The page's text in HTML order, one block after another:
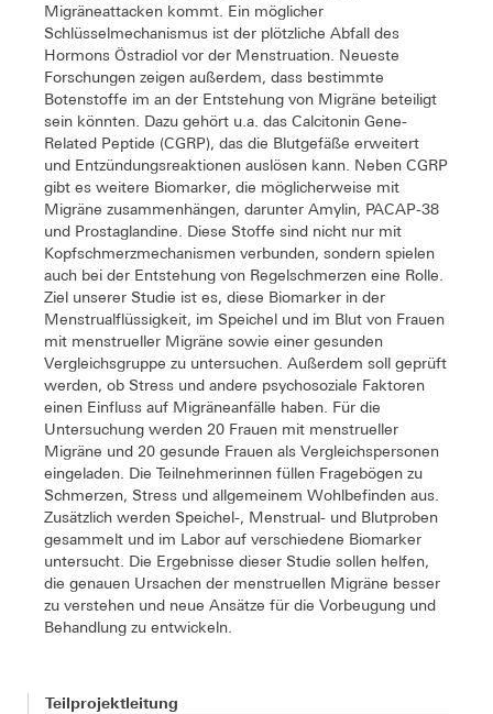
Migräneattacken kommt. Ein möglicher
Schlüsselmechanismus ist der plötzliche Abfall des
Hormons Östradiol vor der Menstruation. Neueste
Forschungen zeigen außerdem, dass bestimmte
Botenstoffe im an der Entstehung von Migräne beteiligt
sein könnten. Dazu gehört u.a. das Calcitonin Gene-
Related Peptide (CGRP), das die Blutgefäße erweitert
und Entzündungsreaktionen auslösen kann. Neben CGRP
gibt es weitere Biomarker, die möglicherweise mit
Migräne zusammenhängen, darunter Amylin, PACAP-38
und Prostaglandine. Diese Stoffe sind nicht nur mit
Kopfschmerzmechanismen verbunden, sondern spielen
auch bei der Entstehung von Regelschmerzen eine Rolle.
Ziel unserer Studie ist es, diese Biomarker in der
Menstrualflüssigkeit, im Speichel und im Blut von Frauen
mit menstrueller Migräne sowie einer gesunden
Vergleichsgruppe zu untersuchen. Außerdem soll geprüft
werden, ob Stress und andere psychosoziale Faktoren
einen Einfluss auf Migräneanfälle haben. Für die
Untersuchung werden 20 Frauen mit menstrueller
Migräne und 20 gesunde Frauen als Vergleichspersonen
eingeladen. Die Teilnehmerinnen füllen Fragebögen zu
Schmerzen, Stress und allgemeinem Wohlbefinden aus.
Zusätzlich werden Speichel-, Menstrual- und Blutproben
gesammelt und im Labor auf verschiedene Biomarker
untersucht. Die Ergebnisse dieser Studie sollen helfen,
die genauen Ursachen der menstruellen Migräne besser
zu verstehen und neue Ansätze für die Vorbeugung und
Behandlung zu entwickeln.
Teilprojektleitung